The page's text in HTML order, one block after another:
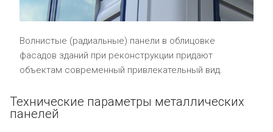
Волнистые (радиальные) панели в облицовке
фасадов зданий при реконструкции придают
объектам современный привлекательный вид.
Технические параметры металлических
панелей